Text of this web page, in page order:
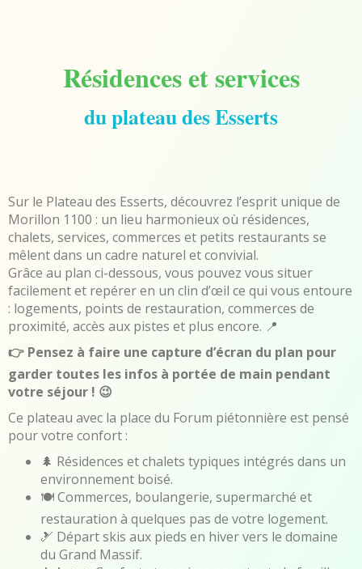
Résidences et services
du plateau des Esserts
Sur le Plateau des Esserts, découvrez l’esprit unique de
Morillon 1100 : un lieu harmonieux où résidences,
chalets, services, commerces et petits restaurants se
mêlent dans un cadre naturel et convivial.
Grâce au plan ci-dessous, vous pouvez vous situer
facilement et repérer en un clin d’œil ce qui vous entoure
: logements, points de restauration, commerces de
proximité, accès aux pistes et plus encore. 📍
👉 Pensez à faire une capture d’écran du plan pour
garder toutes les infos à portée de main pendant
votre séjour ! 😉
Ce plateau avec la place du Forum piétonnière est pensé
pour votre confort :
🌲 Résidences et chalets typiques intégrés dans un
environnement boisé.
🍽️ Commerces, boulangerie, supermarché et
restauration à quelques pas de votre logement.
🎿 Départ skis aux pieds en hiver vers le domaine
du Grand Massif.